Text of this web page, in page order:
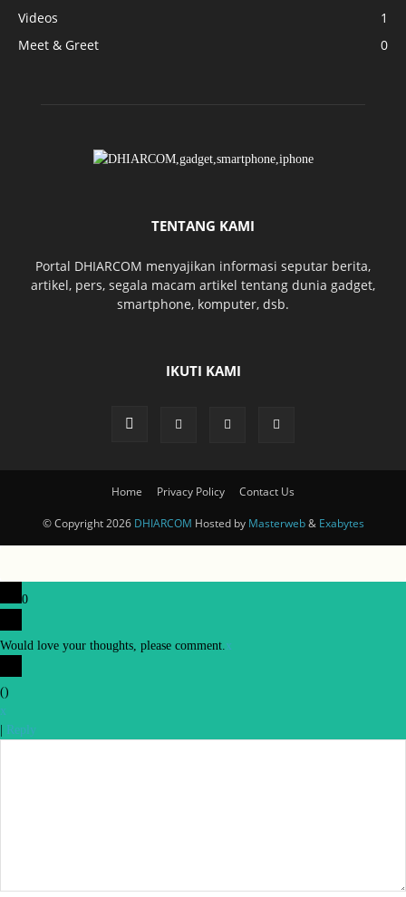
Videos
1
Meet & Greet
0
TENTANG KAMI
Portal DHIARCOM menyajikan informasi seputar berita,
artikel, pers, segala macam artikel tentang dunia gadget,
smartphone, komputer, dsb.
IKUTI KAMI
Home Privacy Policy Contact Us
© Copyright 2026 DHIARCOM Hosted by Masterweb& Exabytes
0
Would love your thoughts, please comment.x
()
x
Reply